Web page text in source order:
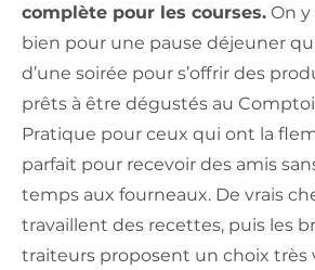
complète pour les courses. On
bien pour une pause déjeuner
d’une soirée pour s’offrir des
prêts à être dégustés au
Pratique pour ceux qui ont la
parfait pour recevoir des amis
temps aux fourneaux. De vrais
travaillent des recettes, puis les
traiteurs proposent un choix très